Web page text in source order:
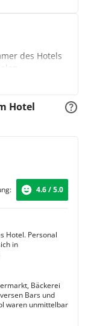
des Hotels
hier in
zu lassen.
das
profitieren
Meer. Nach
freuen
eine
"Mendula"
getrennten
Essbereich
sich selbst zu
Hotel
4.6 / 5.0
Hotel. Personal
in
Bäckerei
Bars und
waren unmittelbar